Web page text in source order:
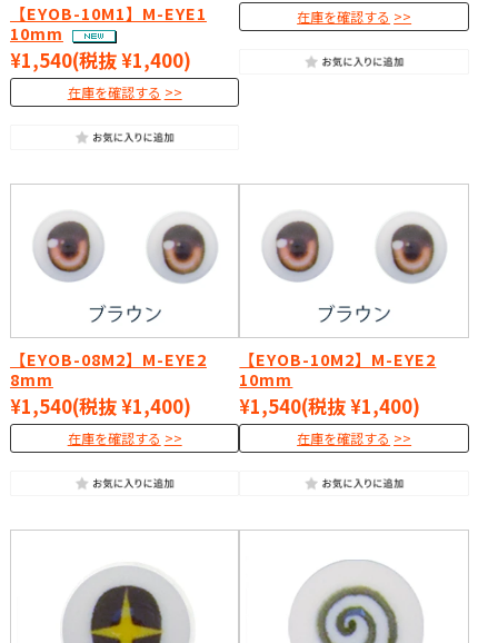
【EYOB-10M1】M-EYE1
10mm
¥1,540(税抜 ¥1,400)
在庫を確認する
在庫を確認する
【EYOB-08M2】M-EYE2
8mm
¥1,540(税抜 ¥1,400)
在庫を確認する
【EYOB-10M2】M-EYE2
10mm
¥1,540(税抜 ¥1,400)
在庫を確認する